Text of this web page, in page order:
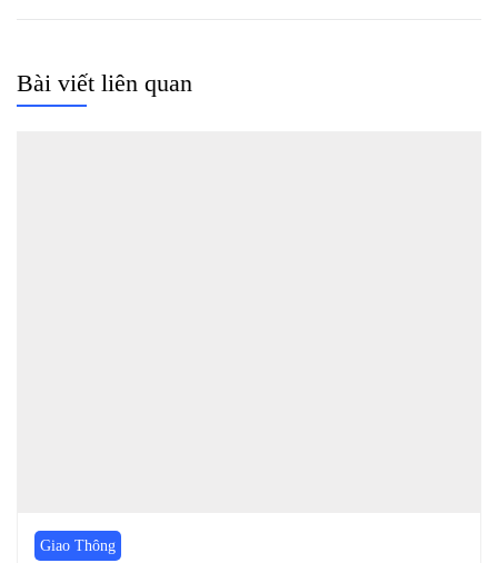
Bài viết liên quan
Giao Thông